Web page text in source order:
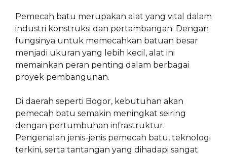
Pemecah batu merupakan alat yang vital dalam
industri konstruksi dan pertambangan. Dengan
fungsinya untuk memecahkan batuan besar
menjadi ukuran yang lebih kecil, alat ini
memainkan peran penting dalam berbagai
proyek pembangunan.
Di daerah seperti Bogor, kebutuhan akan
pemecah batu semakin meningkat seiring
dengan pertumbuhan infrastruktur.
Pengenalan jenis-jenis pemecah batu, teknologi
terkini, serta tantangan yang dihadapi sangat